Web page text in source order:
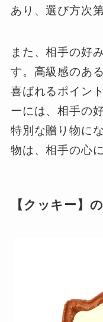
あり、選び方次
また、相手の好
す。高級感のあ
喜ばれるポイン
ーには、相手の
特別な贈り物に
物は、相手の心
【クッキー】